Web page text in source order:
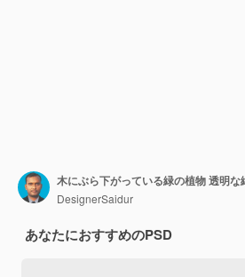
DesignerSaidur
あなたにおすすめのPSD